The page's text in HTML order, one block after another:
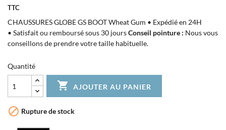
TTC
CHAUSSURES GLOBE GS BOOT Wheat Gum • Expédié en 24H
• Satisfait ou remboursé sous 30 joursConseil pointure : Nous vous
conseillons de prendre votre taille habituelle.
Quantité
 AJOUTER AU PANIER
 Rupture de stock